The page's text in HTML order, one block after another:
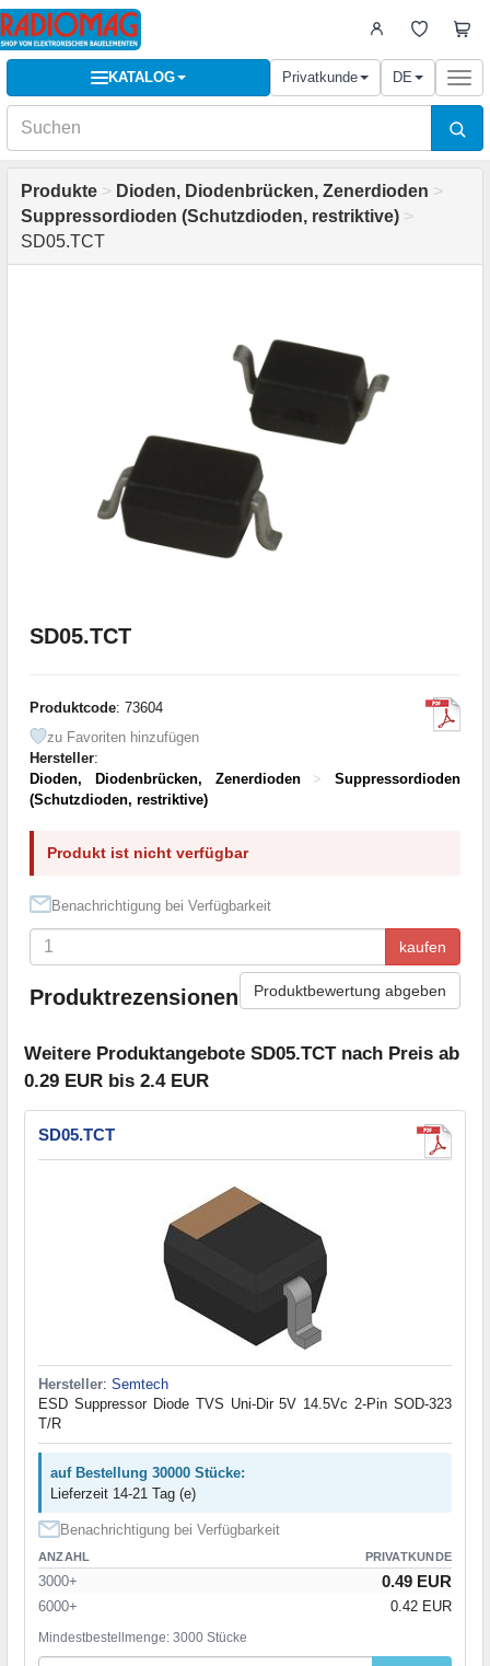
KATALOG Privatkunde DE
Produkte > Dioden, Diodenbrücken, Zenerdioden >
Suppressordioden (Schutzdioden, restriktive) >
SD05.TCT
SD05.TCT
Produktcode: 73604
zu Favoriten hinzufügen
Hersteller:
Dioden, Diodenbrücken, Zenerdioden
>
Suppressordioden
(Schutzdioden, restriktive)
Produkt ist nicht verfügbar
Benachrichtigung bei Verfügbarkeit
kaufen
Produktrezensionen Produktbewertung abgeben
Weitere Produktangebote SD05.TCT nach Preis ab
0.29 EUR bis 2.4 EUR
SD05.TCT
Hersteller: Semtech
ESD Suppressor Diode TVS Uni-Dir 5V 14.5Vc 2-Pin SOD-323
T/R
auf Bestellung 30000 Stücke:
Lieferzeit 14-21 Tag (e)
Benachrichtigung bei Verfügbarkeit
ANZAHL PRIVATKUNDE
3000+ 0.49 EUR
6000+ 0.42 EUR
Mindestbestellmenge: 3000 Stücke